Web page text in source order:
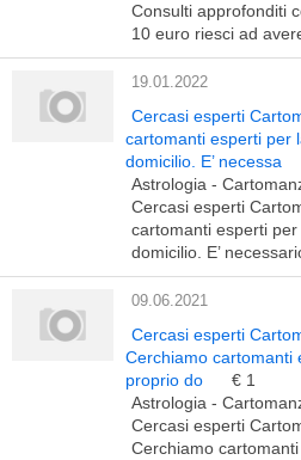
Consulti approfonditi
10 euro riesci ad avere
19.01.2022
Cercasi esperti
cartomanti esperti per
domicilio. E’ necessa
Astrologia -
Cercasi esperti
cartomanti esperti
domicilio. E’
09.06.2021
Cercasi esperti
Cerchiamo cartomanti
proprio do
€ 1
Astrologia -
Cercasi esperti
Cerchiamo